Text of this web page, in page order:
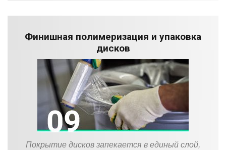
Финишная полимеризация и упаковка
дисков
Покрытие дисков запекается в единый слой,